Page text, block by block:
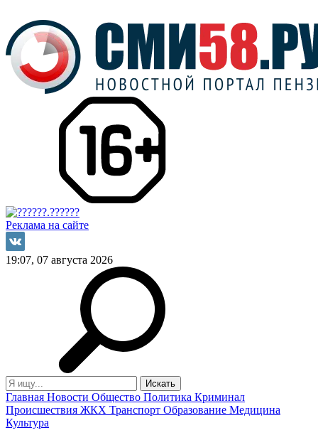
Реклама на сайте
19:07, 07 августа 2026
Главная Новости Общество Политика Криминал
Происшествия ЖКХ Транспорт Образование Медицина
Культура